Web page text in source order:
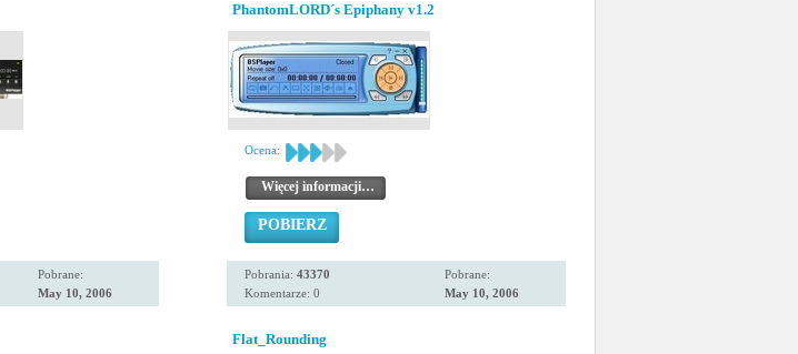
Pobrane:
May 10, 2006
PhantomLORD´s Epiphany v1.2
Ocena:
Więcej informacji…
POBIERZ
Pobrania: 43370
Komentarze: 0
Pobrane:
May 10, 2006
Flat_Rounding